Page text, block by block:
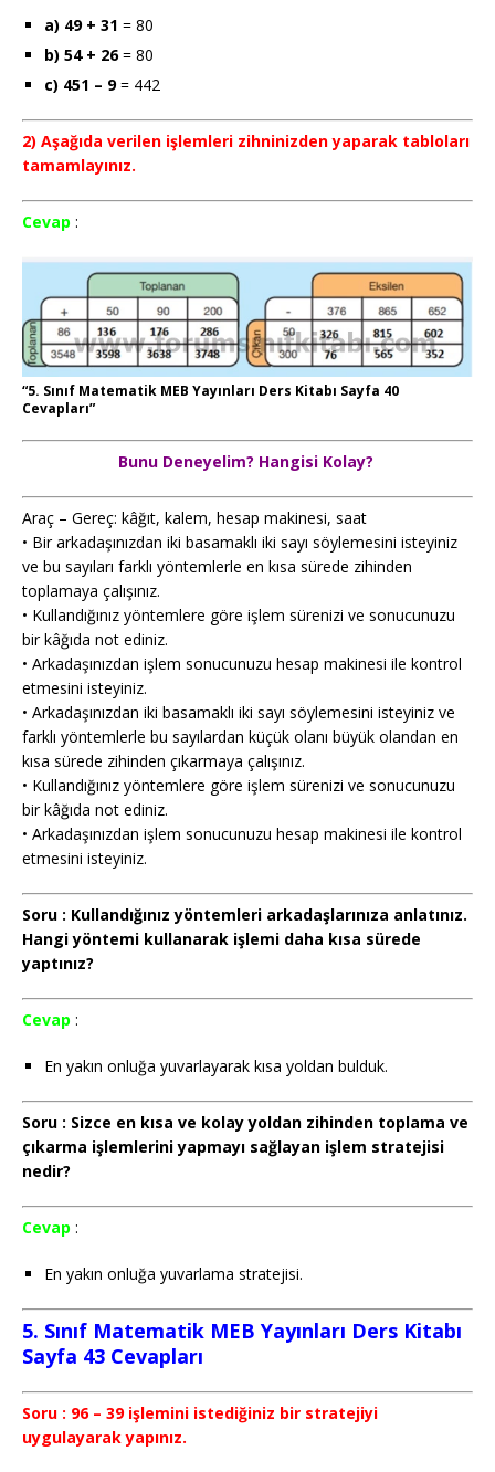
a) 49 + 31 = 80
b) 54 + 26= 80
c) 451 – 9= 442
2) Aşağıda verilen işlemleri zihninizden yaparak tabloları
tamamlayınız.
Cevap :
“5. Sınıf Matematik MEB Yayınları Ders Kitabı Sayfa 40
Cevapları”
Bunu Deneyelim? Hangisi Kolay?
Araç – Gereç: kâğıt, kalem, hesap makinesi, saat
• Bir arkadaşınızdan iki basamaklı iki sayı söylemesini isteyiniz
ve bu sayıları farklı yöntemlerle en kısa sürede zihinden
toplamaya çalışınız.
• Kullandığınız yöntemlere göre işlem sürenizi ve sonucunuzu
bir kâğıda not ediniz.
• Arkadaşınızdan işlem sonucunuzu hesap makinesi ile kontrol
etmesini isteyiniz.
• Arkadaşınızdan iki basamaklı iki sayı söylemesini isteyiniz ve
farklı yöntemlerle bu sayılardan küçük olanı büyük olandan en
kısa sürede zihinden çıkarmaya çalışınız.
• Kullandığınız yöntemlere göre işlem sürenizi ve sonucunuzu
bir kâğıda not ediniz.
• Arkadaşınızdan işlem sonucunuzu hesap makinesi ile kontrol
etmesini isteyiniz.
Soru : Kullandığınız yöntemleri arkadaşlarınıza anlatınız.
Hangi yöntemi kullanarak işlemi daha kısa sürede
yaptınız?
Cevap :
En yakın onluğa yuvarlayarak kısa yoldan bulduk.
Soru : Sizce en kısa ve kolay yoldan zihinden toplama ve
çıkarma işlemlerini yapmayı sağlayan işlem stratejisi
nedir?
Cevap :
En yakın onluğa yuvarlama stratejisi.
5. Sınıf Matematik MEB Yayınları Ders Kitabı
Sayfa 43 Cevapları
Soru : 96 – 39 işlemini istediğiniz bir stratejiyi
uygulayarak yapınız.